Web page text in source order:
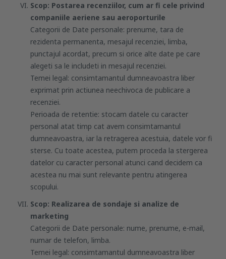
Scop: Postarea recenziilor, cum ar fi cele privind
companiile aeriene sau aeroporturile
Categorii de Date personale: prenume, tara de
rezidenta permanenta, mesajul recenziei, limba,
punctajul acordat, precum si orice alte date pe care
alegeti sa le includeti in mesajul recenziei.
Temei legal: consimtamantul dumneavoastra liber
exprimat prin actiunea neechivoca de publicare a
recenziei.
Perioada de retentie: stocam datele cu caracter
personal atat timp cat avem consimtamantul
dumneavoastra, iar la retragerea acestuia, datele vor fi
sterse. Cu toate acestea, putem proceda la stergerea
datelor cu caracter personal atunci cand decidem ca
acestea nu mai sunt relevante pentru atingerea
scopului.
Scop: Realizarea de sondaje si analize de
marketing
Categorii de Date personale: nume, prenume, e-mail,
numar de telefon, limba.
Temei legal: consimtamantul dumneavoastra liber